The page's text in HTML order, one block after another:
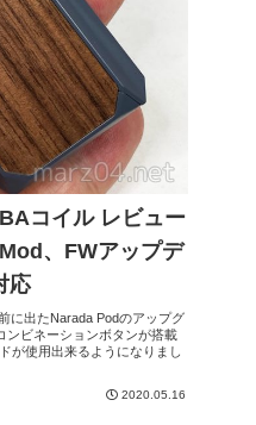
コイル レビュー
、FWアップデ
応
に出たNarada Podのアップグ
ンビネーションボタンが搭載
が使用出来るようになりまし
2020.05.16